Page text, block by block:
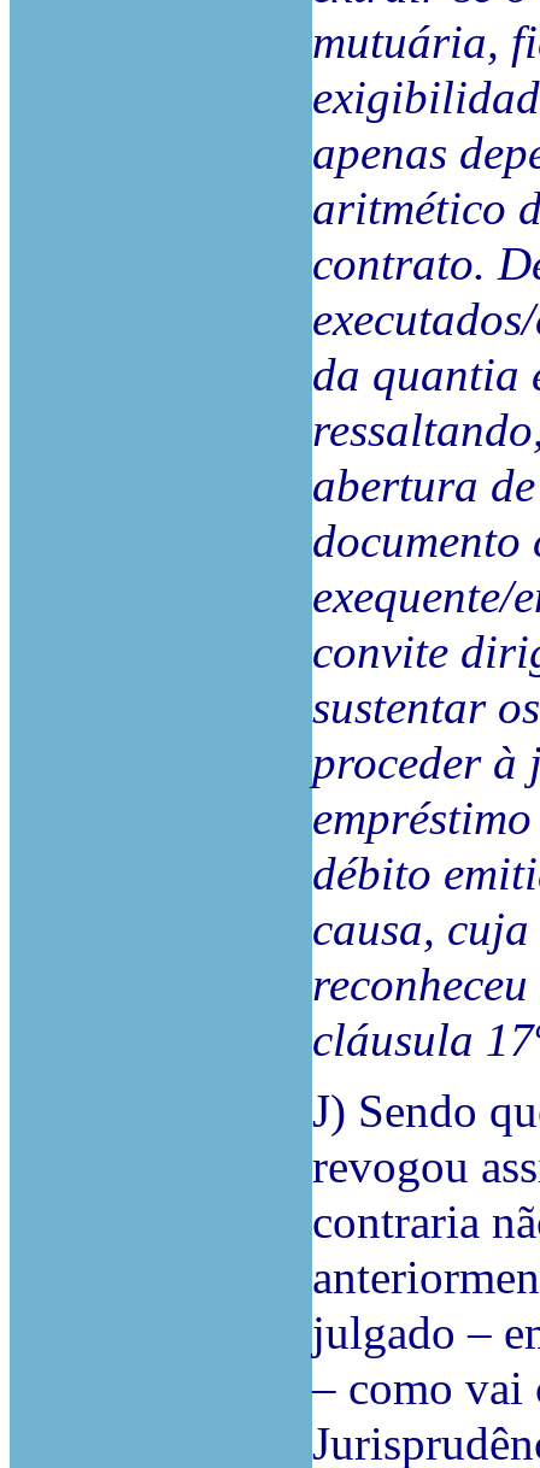
mutuária,
apenas
aritmético
contrato.
da quantia
abertura
documento
exequente/
convite
sustentar
proceder à
débito
causa,
cláusula
J) Sendo
revogou
contraria
julgado –
– como vai